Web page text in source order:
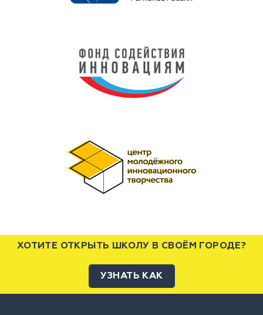
ХОТИТЕ ОТКРЫТЬ ШКОЛУ В СВОЁМ ГОРОДЕ?
УЗНАТЬ КАК